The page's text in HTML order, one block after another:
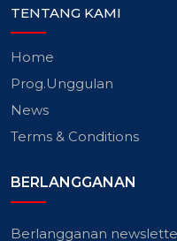
TENTANG KAMI
Home
Prog.Unggulan
News
Terms & Conditions
BERLANGGANAN
Berlangganan